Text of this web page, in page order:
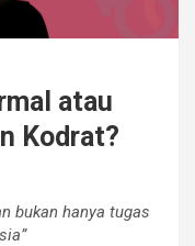
atau
Kodrat?
bukan hanya tugas